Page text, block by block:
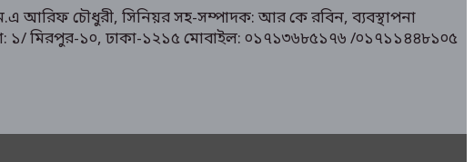
আরিফ চৌধুরী, সিনিয়র সহ-সম্পাদক: আর কে রবিন, ব্যবস্থাপনা
১/ মিরপুর-১০, ঢাকা-১২১৫ মোবাইল: ০১৭১৩৬৮৫১৭৬ /০১৭১১৪৪৮১০৫